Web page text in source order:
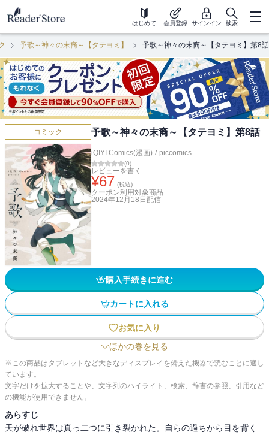
はじめて 会員登録 サインイン 検索
予歌～神々の末裔～【タテヨミ】 予歌～神々の末裔～【タテヨミ】第8話
コミック 予歌～神々の末裔～【タテヨミ】第8話
iQIYI Comics(漫画) / piccomics
(0)
レビューを書く
¥67 (税込)
クーポン利用対象商品
2024年12月18日 配信
購入手続きに進む
カートに入れる
お気に入り
ほかの巻を見る
※この商品はタブレットなど大きなディスプレイを備えた機器で読むことに適し
ています。
文字だけを拡大することや、文字列のハイライト、検索、辞書の参照、引用など
の機能が使用できません。
あらすじ
天が破れ世界は真っ二つに引き裂かれた。自らの過ちから目を背く